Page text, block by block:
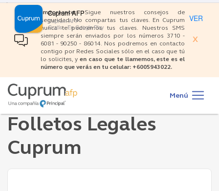
×
Cuprum AFP
Cuprum AFP
Gratis - En Google Play
VER
Pasar
contenido
principal
Importante:Sigue nuestros consejos de
seguridad: No compartas tus claves. En Cuprum
nunca te pediremos tus claves. Nuestros SMS
siempre serán enviados por los números 3710 -
6081 - 90250 - 86014. Nos podremos en contacto
contigo por Redes Sociales sólo en el caso que tú
lo solicites, y en caso que te llamemos, este es el
número que verás en tu celular: +6005943022.
X
Main
navigation
Menú
Folletos Legales
Cuprum